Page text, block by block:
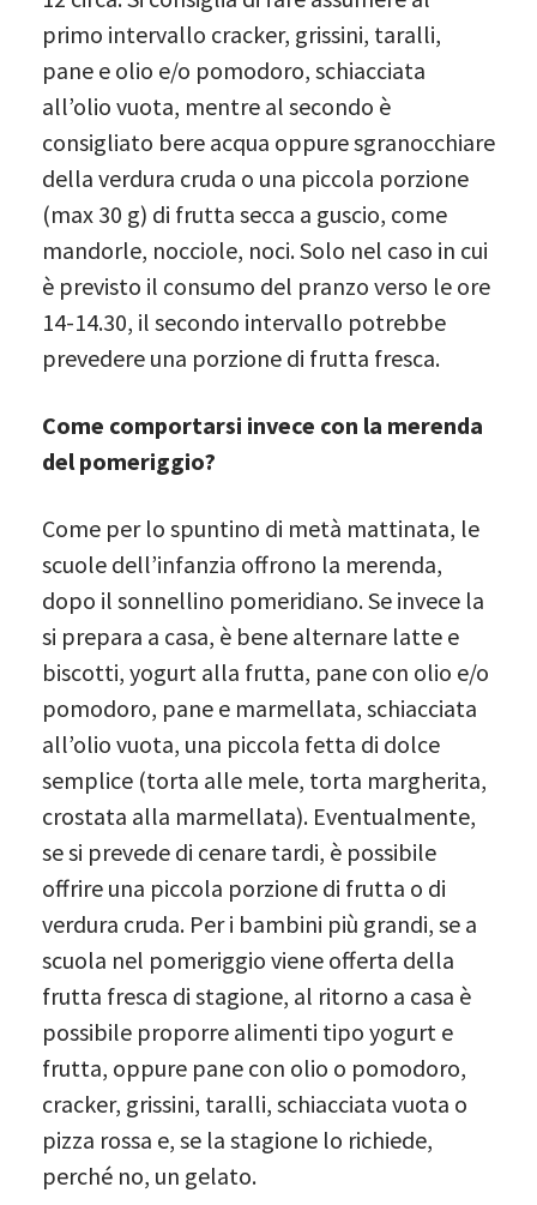
primo intervallo cracker, grissini, taralli,
pane e olio e/o pomodoro, schiacciata
all’olio vuota, mentre al secondo è
consigliato bere acqua oppure sgranocchiare
della verdura cruda o una piccola porzione
(max 30 g) di frutta secca a guscio, come
mandorle, nocciole, noci. Solo nel caso in cui
è previsto il consumo del pranzo verso le ore
14-14.30, il secondo intervallo potrebbe
prevedere una porzione di frutta fresca.
Come comportarsi invece con la merenda
del pomeriggio?
Come per lo spuntino di metà mattinata, le
scuole dell’infanzia offrono la merenda,
dopo il sonnellino pomeridiano. Se invece la
si prepara a casa, è bene alternare latte e
biscotti, yogurt alla frutta, pane con olio e/o
pomodoro, pane e marmellata, schiacciata
all’olio vuota, una piccola fetta di dolce
semplice (torta alle mele, torta margherita,
crostata alla marmellata). Eventualmente,
se si prevede di cenare tardi, è possibile
offrire una piccola porzione di frutta o di
verdura cruda. Per i bambini più grandi, se a
scuola nel pomeriggio viene offerta della
frutta fresca di stagione, al ritorno a casa è
possibile proporre alimenti tipo yogurt e
frutta, oppure pane con olio o pomodoro,
cracker, grissini, taralli, schiacciata vuota o
pizza rossa e, se la stagione lo richiede,
perché no, un gelato.